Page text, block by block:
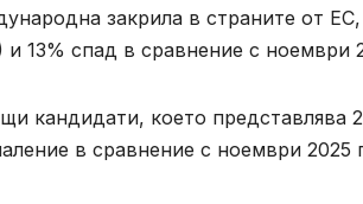
закрила в страните от
и 13% спад в сравнение с ноември
кандидати, което представлява
в сравнение с ноември 2025